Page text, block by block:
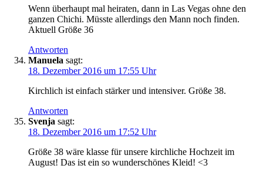
Wenn überhaupt mal heiraten, dann in Las Vegas ohne den
ganzen Chichi. Müsste allerdings den Mann noch finden.
Aktuell Größe 36
Antworten
Manuela sagt:
18. Dezember 2016 um 17:55 Uhr
Kirchlich ist einfach stärker und intensiver. Größe 38.
Antworten
Svenja sagt:
18. Dezember 2016 um 17:52 Uhr
Größe 38 wäre klasse für unsere kirchliche Hochzeit im
August! Das ist ein so wunderschönes Kleid! <3